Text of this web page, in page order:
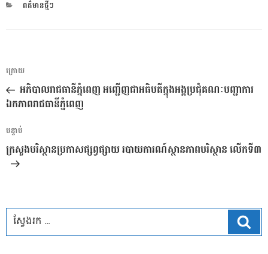
CATEGORIES
ពត៌មានថ្មីៗ
ការ​
នាំទិស​
ប្រកាស
អត្ថបទ
មុន
ក្រោយ
អភិបាល​រាជធានីភ្នំពេញ អញ្ជើញ​ជា​អធិបតី​ក្នុង​អង្គ​ប្រជុំ​គណៈបញ្ជាការ​
ឯកភាព​រាជធានីភ្នំពេញ
អត្ថបទ
បន្ទាប់
បន្ទាប់
ក្រសួងបរិស្ថានប្រកាសផ្សព្វផ្សាយ របាយការណ៍ស្ថានភាពបរិស្ថាន លើកទី៣